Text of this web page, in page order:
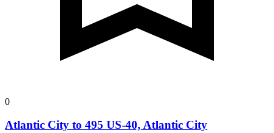
0
Atlantic City to 495 US-40, Atlantic City